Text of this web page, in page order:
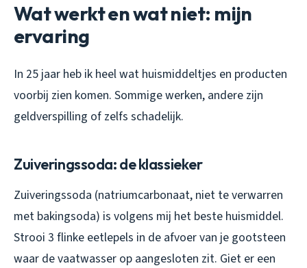
Wat werkt en wat niet: mijn
ervaring
In 25 jaar heb ik heel wat huismiddeltjes en producten
voorbij zien komen. Sommige werken, andere zijn
geldverspilling of zelfs schadelijk.
Zuiveringssoda: de klassieker
Zuiveringssoda (natriumcarbonaat, niet te verwarren
met bakingsoda) is volgens mij het beste huismiddel.
Strooi 3 flinke eetlepels in de afvoer van je gootsteen
waar de vaatwasser op aangesloten zit. Giet er een